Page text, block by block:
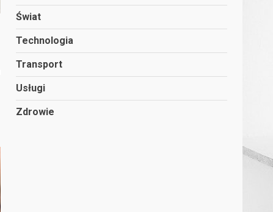
Świat
Technologia
Transport
Usługi
Zdrowie